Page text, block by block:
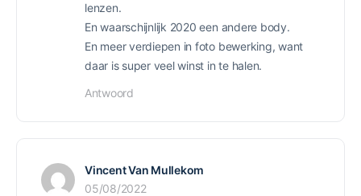
lenzen.
En waarschijnlijk 2020 een andere body.
En meer verdiepen in foto bewerking, want
daar is super veel winst in te halen.
Antwoord
Vincent Van Mullekom
05/08/2022